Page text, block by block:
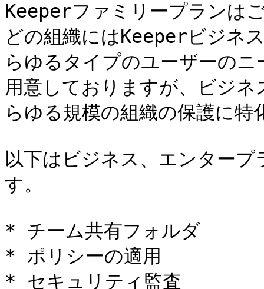
Keeperファミリープランは
どの組織にはKeeperビジネ
らゆるタイプのユーザーの
用意しておりますが、ビジ
らゆる規模の組織の保護に特
以下はビジネス、エンター
す。
* チーム共有フォルダ
* ポリシーの適用
* セキュリティ監査